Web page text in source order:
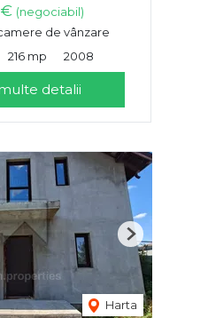
(negociabil)
de vânzare
216 mp 2008
detalii
Harta
Next